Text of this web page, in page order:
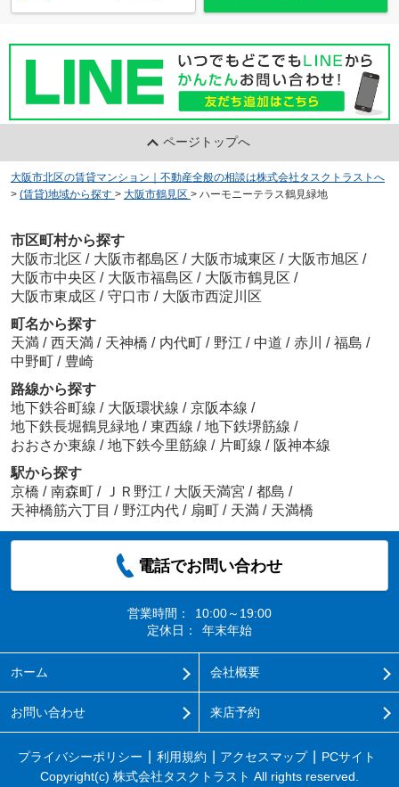
ページトップへ
大阪市北区の賃貸マンション｜不動産全般の相談は株式会社タスクトラストへ
> (賃貸)地域から探す > 大阪市鶴見区 > ハーモニーテラス鶴見緑地
市区町村から探す
大阪市北区 / 大阪市都島区 / 大阪市城東区 / 大阪市旭区 /
大阪市中央区 / 大阪市福島区 / 大阪市鶴見区 /
大阪市東成区 / 守口市 / 大阪市西淀川区
町名から探す
天満 / 西天満 / 天神橋 / 内代町 / 野江 / 中道 / 赤川 / 福島 /
中野町 / 豊崎
路線から探す
地下鉄谷町線 / 大阪環状線 / 京阪本線 /
地下鉄長堀鶴見緑地 / 東西線 / 地下鉄堺筋線 /
おおさか東線 / 地下鉄今里筋線 / 片町線 / 阪神本線
駅から探す
京橋 / 南森町 / ＪＲ野江 / 大阪天満宮 / 都島 /
天神橋筋六丁目 / 野江内代 / 扇町 / 天満 / 天満橋
電話でお問い合わせ
営業時間：
10:00～19:00
定休日：
年末年始
ホーム 会社概要
お問い合わせ 来店予約
プライバシーポリシー 利用規約 アクセスマップ
PCサイト
Copyright(c) 株式会社タスクトラスト All rights reserved.